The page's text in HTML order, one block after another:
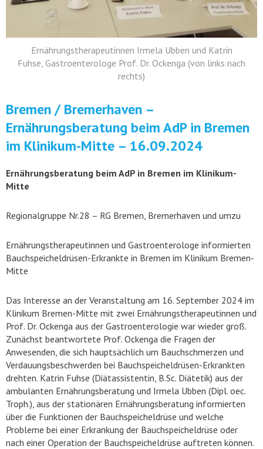
Ernährungstherapeutinnen Irmela Ubben und Katrin
Fuhse, Gastroenterologe Prof. Dr. Ockenga (von links nach
rechts)
Bremen / Bremerhaven –
Ernährungsberatung beim AdP in Bremen
im Klinikum-Mitte – 16.09.2024
Ernährungsberatung beim AdP in Bremen im Klinikum-
Mitte
Regionalgruppe Nr.28 – RG Bremen, Bremerhaven und umzu
Ernährungstherapeutinnen und Gastroenterologe informierten
Bauchspeicheldrüsen-Erkrankte in Bremen im Klinikum Bremen-
Mitte
Das Interesse an der Veranstaltung am 16. September 2024 im
Klinikum Bremen-Mitte mit zwei Ernährungstherapeutinnen und
Prof. Dr. Ockenga aus der Gastroenterologie war wieder groß.
Zunächst beantwortete Prof. Ockenga die Fragen der
Anwesenden, die sich hauptsächlich um Bauchschmerzen und
Verdauungsbeschwerden bei Bauchspeicheldrüsen-Erkrankten
drehten. Katrin Fuhse (Diätassistentin, B.Sc. Diätetik) aus der
ambulanten Ernährungsberatung und Irmela Ubben (Dipl. oec.
Troph.), aus der stationären Ernährungsberatung informierten
über die Funktionen der Bauchspeicheldrüse und welche
Probleme bei einer Erkrankung der Bauchspeicheldrüse oder
nach einer Operation der Bauchspeicheldrüse auftreten können.